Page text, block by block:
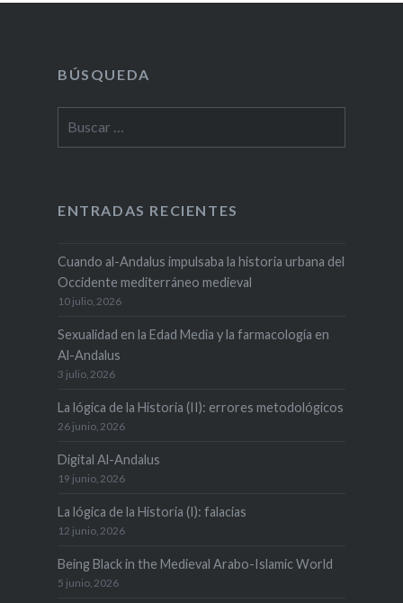
BÚSQUEDA
ENTRADAS RECIENTES
Cuando al-Andalus impulsaba la historia urbana del
Occidente mediterráneo medieval
10 julio, 2026
Sexualidad en la Edad Media y la farmacología en
Al-Andalus
3 julio, 2026
La lógica de la Historia (II): errores metodológicos
26 junio, 2026
Digital Al-Andalus
19 junio, 2026
La lógica de la Historia (I): falacias
12 junio, 2026
Being Black in the Medieval Arabo-Islamic World
5 junio, 2026